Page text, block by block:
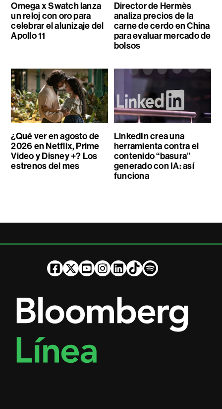
Omega x Swatch lanza
un reloj con oro para
celebrar el alunizaje del
Apollo 11
Director de Hermès
analiza precios de la
carne de cerdo en China
para evaluar mercado de
bolsos
¿Qué ver en agosto de
2026 en Netflix, Prime
Video y Disney +? Los
estrenos del mes
LinkedIn crea una
herramienta contra el
contenido “basura”
generado con IA: así
funciona